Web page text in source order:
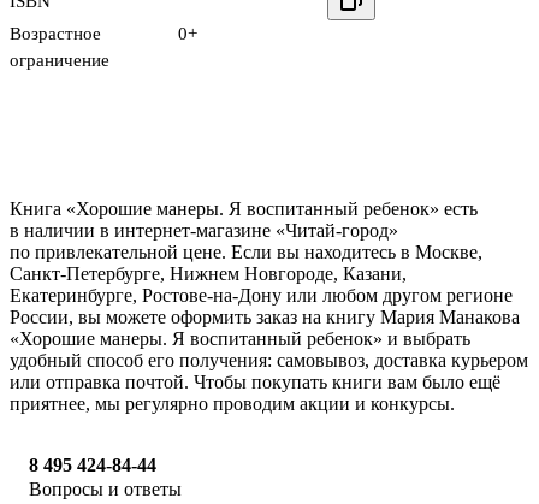
Возрастное
ограничение
0+
Книга «Хорошие манеры. Я воспитанный ребенок» есть
в наличии в интернет-магазине «Читай-город»
по привлекательной цене. Если вы находитесь в Москве,
Санкт-Петербурге, Нижнем Новгороде, Казани,
Екатеринбурге, Ростове-на-Дону или любом другом регионе
России, вы можете оформить заказ на книгу Мария Манакова
«Хорошие манеры. Я воспитанный ребенок» и выбрать
удобный способ его получения: самовывоз, доставка курьером
или отправка почтой. Чтобы покупать книги вам было ещё
приятнее, мы регулярно проводим акции и конкурсы.
8 495 424-84-44
Вопросы и ответы